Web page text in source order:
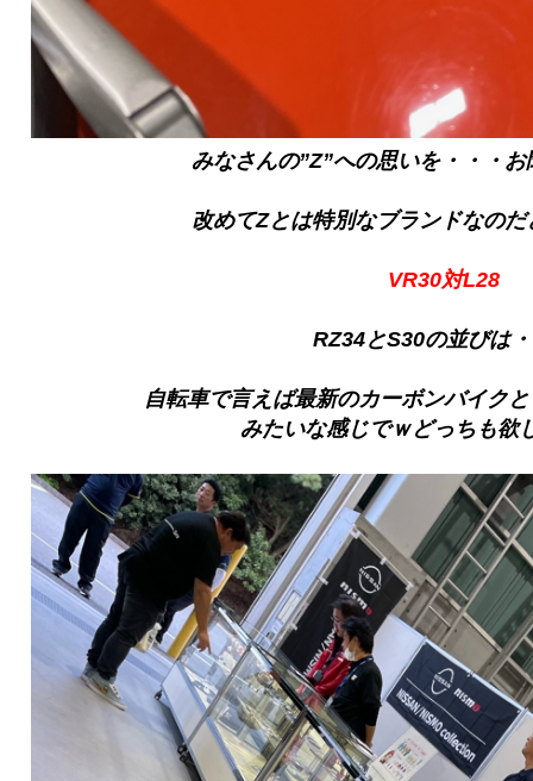
みなさんの”Z”への思いを・・・
改めてZとは特別なブランドなの
VR30対L28
RZ34とS30の並びは
自転車で言えば最新のカーボンバイク
みたいな感じでｗどっちも欲